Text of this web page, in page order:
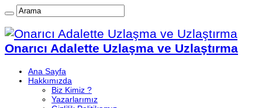
Onarıcı Adalette Uzlaşma ve Uzlaştırma
Ana Sayfa
Hakkımızda
Biz Kimiz ?
Yazarlarımız